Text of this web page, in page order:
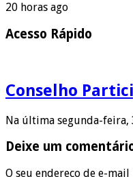
20 horas ago
Acesso Rápido
Conselho
Na última segunda-feira,
Deixe um
O seu endereço de e-